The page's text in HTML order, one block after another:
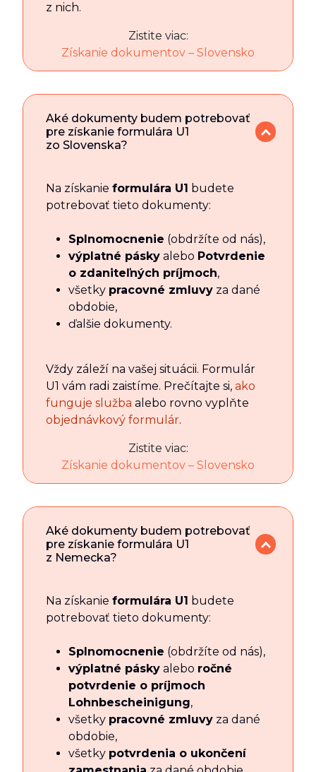
z nich.
Zistite viac:
Získanie dokumentov – Slovensko
Aké dokumenty budem potrebovať
pre získanie formulára U1
zo Slovenska?
Na získanie formulára U1 budete
potrebovať tieto dokumenty:
Splnomocnenie (obdržíte od nás),
výplatné pásky alebo Potvrdenie
o zdaniteľných príjmoch,
všetky pracovné zmluvy za dané
obdobie,
ďalšie dokumenty.
Vždy záleží na vašej situácii. Formulár
U1 vám radi zaistíme. Prečítajte si, ako
funguje služba alebo rovno vyplňte
objednávkový formulár.
Zistite viac:
Získanie dokumentov – Slovensko
Aké dokumenty budem potrebovať
pre získanie formulára U1
z Nemecka?
Na získanie formulára U1 budete
potrebovať tieto dokumenty:
Splnomocnenie (obdržíte od nás),
výplatné pásky alebo ročné
potvrdenie o príjmoch
Lohnbescheinigung,
všetky pracovné zmluvy za dané
obdobie,
všetky potvrdenia o ukončení